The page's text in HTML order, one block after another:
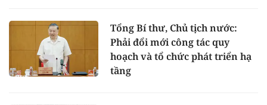
Tổng Bí thư, Chủ tịch nước:
Phải đổi mới công tác quy
hoạch và tổ chức phát triển hạ
tầng